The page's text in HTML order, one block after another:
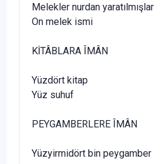
Melekler nurdan yaratılmışlar
On melek ismi
KİTÂBLARA ÎMÂN
Yüzdört kitap
Yüz suhuf
PEYGAMBERLERE ÎMÂN
Yüzyirmidört bin peygamber